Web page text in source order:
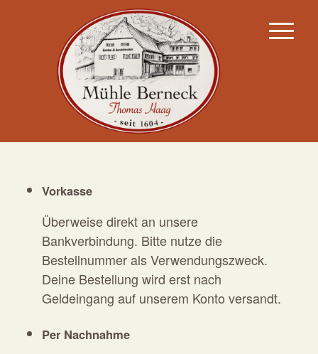
Vorkasse
Überweise direkt an unsere
Bankverbindung. Bitte nutze die
Bestellnummer als Verwendungszweck.
Deine Bestellung wird erst nach
Geldeingang auf unserem Konto versandt.
Per Nachnahme